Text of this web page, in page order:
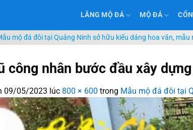
LĂNG MỘ ĐÁ MỘ ĐÁ
mộ đá đôi tại Quảng Ninh sở hữu kiểu dáng hoa văn, mẫu
công nhân bước đầu xây
09/05/2023 lúc 800 × 600 trong Mẫu mộ đá đôi tại